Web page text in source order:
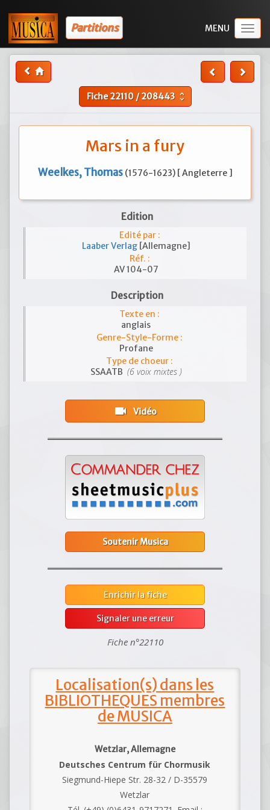
Partitions
Fiche22110/208443 unfold_more
Mars in a fury
Weelkes, Thomas (1576-1623) [ Angleterre ]
Edition
Edité par :
Laaber Verlag [Allemagne]
Réf. :
AV 104-07
Description
Texte en :
anglais
Genre-Style-Forme :
Profane
Type de choeur :
SSAATB (6 voix mixtes )
videocam Vidéo
Soutenir Musica
Enrichir la fiche
Signaler une erreur
Fiche n°22110
Localisation(s) dans les
BIBLIOTHEQUES membres
de MUSICA
Wetzlar, Allemagne
Deutsches Centrum für Chormusik
Siegmund-Hiepe Str. 28-32 / D-35579
Wetzlar